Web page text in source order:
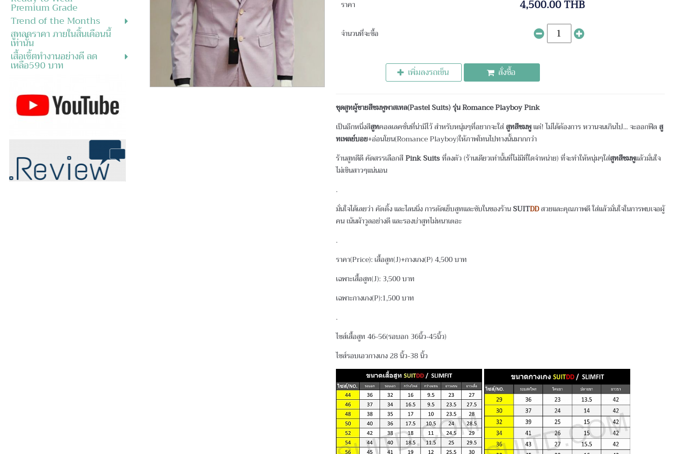
Premium Grade
Trend of the Months
สูทลดราคา ภายในสิ้นเดือนนี้
เท่านั้น
เสื้อเชิ้ตทำงานอย่างดี ลด
เหลือ590 บาท
ราคา 4,500.00 THB
จำนวนที่จะซื้อ
เพิ่มลงรถเข็น สั่งซื้อ
ชุดสูทผู้ชายสีชมพูพาสเทล(Pastel Suits) รุ่น Romance Playboy Pink
เป็นอีกหนึ่งสีสูทคอลเลคชั่นที่น่ามีไว้ สำหรับหนุ่มๆที่อยากจะใส่สูทสีชมพูแต่! ไม่ได้ต้องการ หวานจนเกินไป... จะออกฟีล สู
ทเพลย์บอย+อ่อนโยน(Romance Playboy)ให้ภาพโทนไปทางนั้นมากกว่า
ร้านสูทดีดี คัดสรรเลือกสีPink Suitsที่ลงตัว (ร้านเดียวเท่านั้นที่ไม่มีที่ใดจำหน่าย) ที่จะทำให้หนุ่มๆใส่สูทสีชมพูแล้วมั่นใจ
ไม่เขินสาวๆแน่นอน
.
มั่นใจได้เลยว่า คัตติ้ง และไลนนิ่ง การตัดเย็บสูทและซับในของร้านSUITDDสวยและคุณภาพดี ใส่แล้วมั่นใจในการพบเจอผู้
คน เน้นผ้าวูลอย่างดี และรองบ่าสูทไม่หนาเตอะ
.
ราคา(Price): เสื้อสูท(J)+กางเกง(P) 4,500 บาท
เฉพาะเสื้อสูท(J): 3,500 บาท
เฉพาะกางเกง(P):1,500 บาท
.
ไซส์เสื้อสูท 46-56(รอบอก 36นิ้ว-45นิ้ว)
ไซส์รอบเอวกางเกง 28 นิ้ว-38 นิ้ว